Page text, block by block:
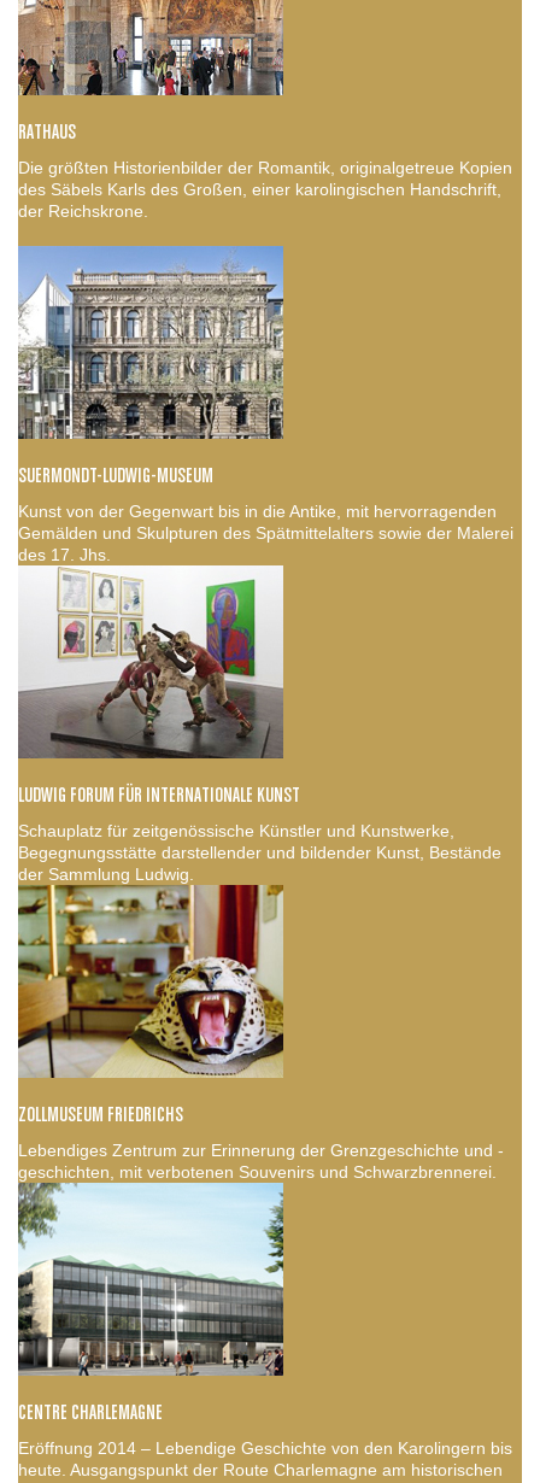
RATHAUS
Die größten Historienbilder der Romantik, originalgetreue Kopien
des Säbels Karls des Großen, einer karolingischen Handschrift,
der Reichskrone.
SUERMONDT-LUDWIG-MUSEUM
Kunst von der Gegenwart bis in die Antike, mit hervorragenden
Gemälden und Skulpturen des Spätmittelalters sowie der Malerei
des 17. Jhs.
LUDWIG FORUM FÜR INTERNATIONALE KUNST
Schauplatz für zeitgenössische Künstler und Kunstwerke,
Begegnungsstätte darstellender und bildender Kunst, Bestände
der Sammlung Ludwig.
ZOLLMUSEUM FRIEDRICHS
Lebendiges Zentrum zur Erinnerung der Grenzgeschichte und -
geschichten, mit verbotenen Souvenirs und Schwarzbrennerei.
CENTRE CHARLEMAGNE
Eröffnung 2014 – Lebendige Geschichte von den Karolingern bis
heute. Ausgangspunkt der Route Charlemagne am historischen